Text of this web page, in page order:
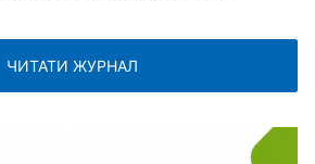
ЧИТАТИ ЖУРНАЛ